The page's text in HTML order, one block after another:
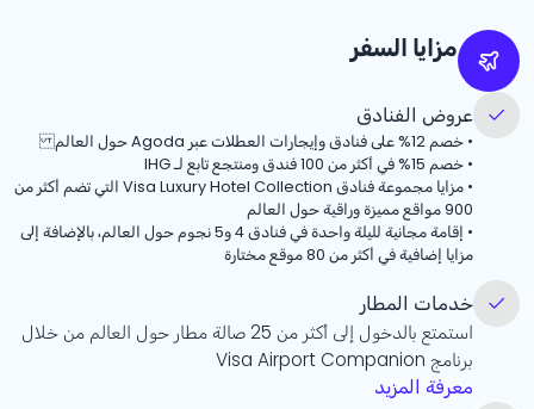
مزايا السفر
عروض الفنادق
• خصم %12 على فنادق وإيجارات العطلات عبر Agoda حول العالم
• خصم %15 في أكثر من 100 فندق ومنتجع تابع لـ IHG
•
مزايا مجموعة فنادق Visa Luxury Hotel Collection التي تضم أكثر من
900 مواقع مميزة وراقية حول العالم
•
إقامة مجانية لليلة واحدة في فنادق 4 و5 نجوم حول العالم، بالإضافة إلى
مزايا إضافية في أكثر من 80 موقع مختارة
خدمات المطار
استمتع بالدخول إلى أكثر من 25 صالة مطار حول العالم من خلال
برنامج Visa Airport Companion
معرفة المزيد